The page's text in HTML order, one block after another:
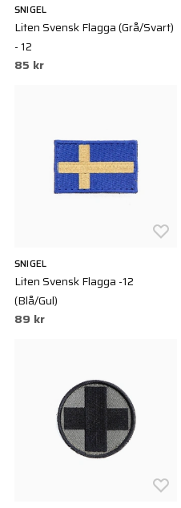
SNIGEL
Liten Svensk Flagga (Grå/Svart)
- 12
85 kr
SNIGEL
Liten Svensk Flagga -12
(Blå/Gul)
89 kr